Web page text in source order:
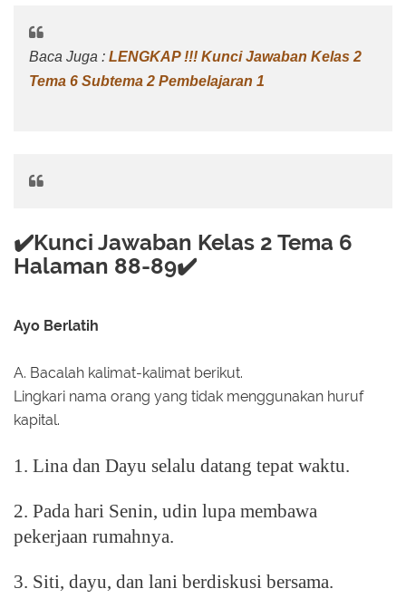
Baca Juga : LENGKAP !!! Kunci Jawaban Kelas 2
Tema 6 Subtema 2 Pembelajaran 1
✔️Kunci Jawaban Kelas 2 Tema 6
Halaman 88-89✔️
Ayo Berlatih
A. Bacalah kalimat-kalimat berikut.
Lingkari nama orang yang tidak menggunakan huruf
kapital.
1. Lina dan Dayu selalu datang tepat waktu.
2. Pada hari Senin, udin lupa membawa
pekerjaan rumahnya.
3. Siti, dayu, dan lani berdiskusi bersama.